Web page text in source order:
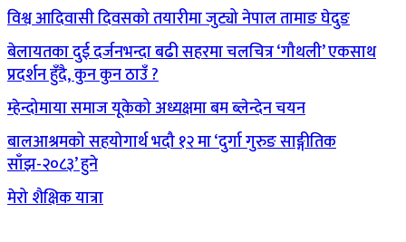
विश्व आदिवासी दिवसको तयारीमा जुट्यो नेपाल तामाङ घेदुङ
बेलायतका दुई दर्जनभन्दा बढी सहरमा चलचित्र ‘गौथली’ एकसाथ
प्रदर्शन हुँदै, कुन कुन ठाउँ ?
म्हेन्दोमाया समाज यूकेको अध्यक्षमा बम ब्लेन्देन चयन
बालआश्रमको सहयोगार्थ भदौ १२ मा ‘दुर्गा गुरुङ साङ्गीतिक
साँझ-२०८३’ हुने
मेरो शैक्षिक यात्रा